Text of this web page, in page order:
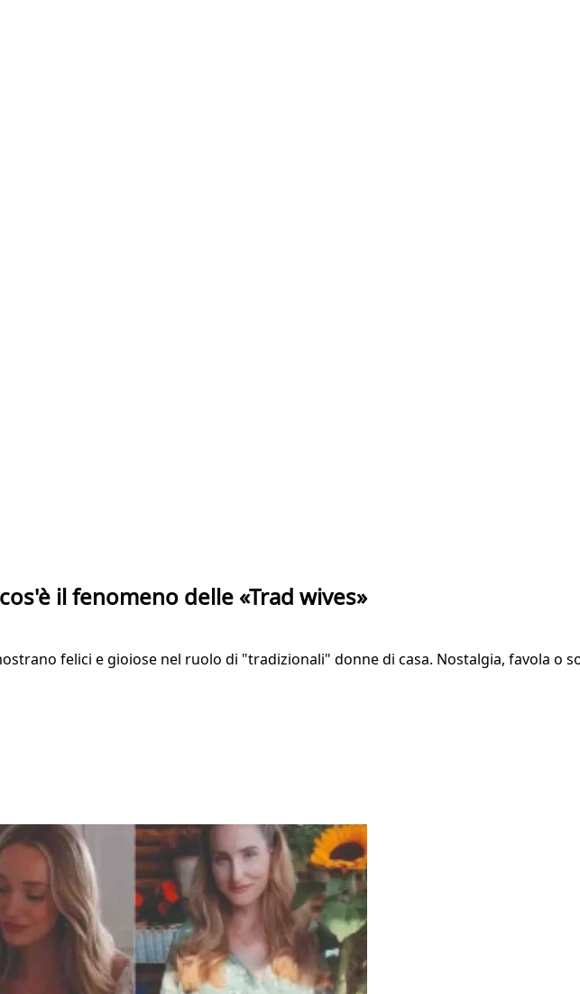
il fenomeno delle «Trad wives»
felici e gioiose nel ruolo di "tradizionali" donne di casa. Nostalgia, favola o